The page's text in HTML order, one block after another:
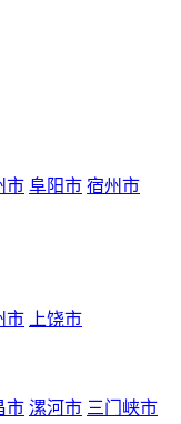
市 阜阳市 宿州市
市 上饶市
市 漯河市 三门峡市